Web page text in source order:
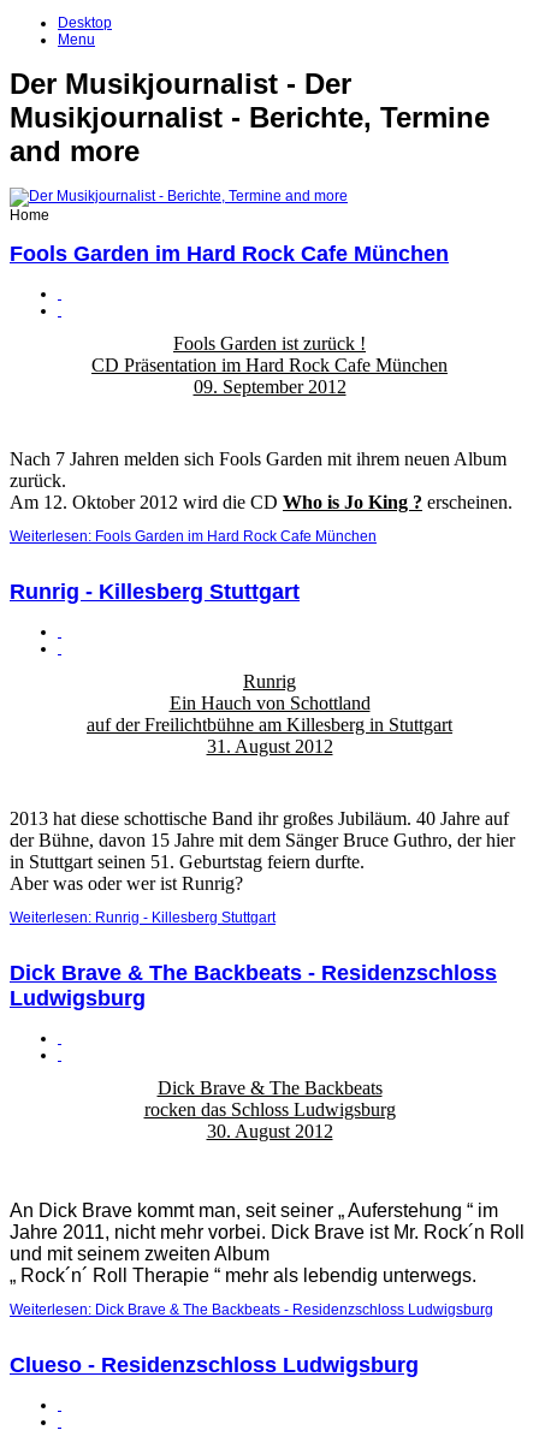
Desktop
Menu
Der Musikjournalist - Der
Musikjournalist - Berichte, Termine
and more
Home
Fools Garden im Hard Rock Cafe München
Fools Garden ist zurück !
CD Präsentation im Hard Rock Cafe München
09. September 2012
Nach 7 Jahren melden sich Fools Garden mit ihrem neuen Album
zurück.
Am 12. Oktober 2012 wird die CD Who is Jo King ? erscheinen.
Weiterlesen: Fools Garden im Hard Rock Cafe München
Runrig - Killesberg Stuttgart
Runrig
Ein Hauch von Schottland
auf der Freilichtbühne am Killesberg in Stuttgart
31. August 2012
2013 hat diese schottische Band ihr großes Jubiläum. 40 Jahre auf
der Bühne, davon 15 Jahre mit dem Sänger Bruce Guthro, der hier
in Stuttgart seinen 51. Geburtstag feiern durfte.
Aber was oder wer ist Runrig?
Weiterlesen: Runrig - Killesberg Stuttgart
Dick Brave & The Backbeats - Residenzschloss
Ludwigsburg
Dick Brave & The Backbeats
rocken das Schloss Ludwigsburg
30. August 2012
An Dick Brave kommt man, seit seiner „ Auferstehung “ im
Jahre 2011, nicht mehr vorbei. Dick Brave ist Mr. Rock´n Roll
und mit seinem zweiten Album
„ Rock´n´ Roll Therapie “ mehr als lebendig unterwegs.
Weiterlesen: Dick Brave & The Backbeats - Residenzschloss Ludwigsburg
Clueso - Residenzschloss Ludwigsburg